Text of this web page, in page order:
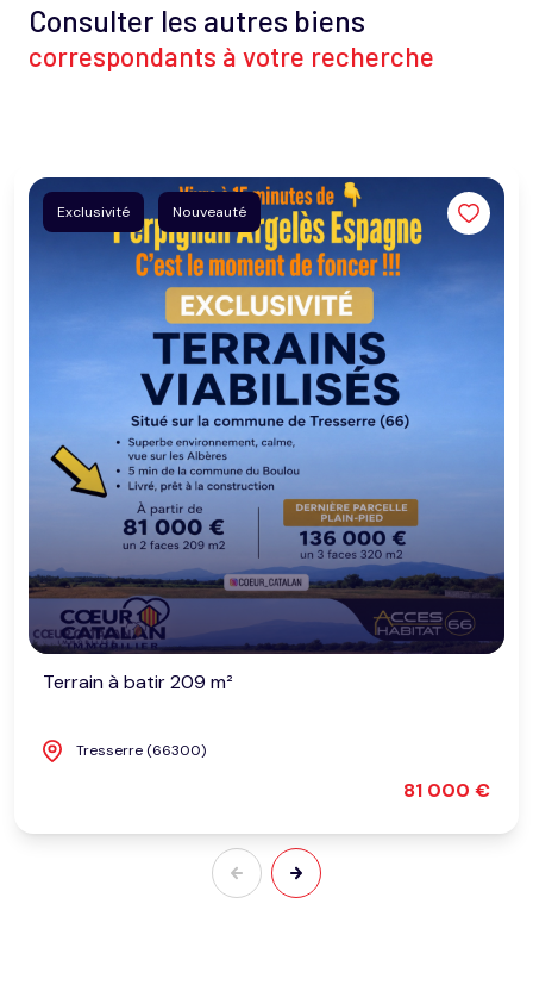
Consulter les autres biens
correspondants à votre recherche
Exclusivité Nouveauté
Terrain à batir 209 m²
Tresserre (66300)
81 000 €